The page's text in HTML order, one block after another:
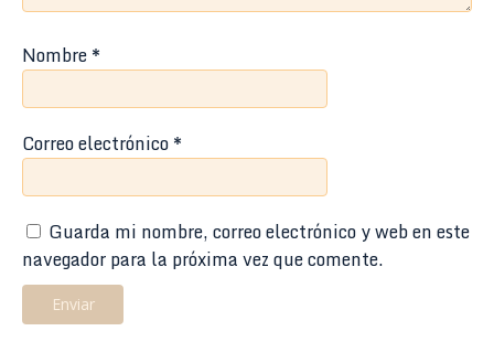
Nombre*
Correo electrónico*
Guarda mi nombre, correo electrónico y web en este
navegador para la próxima vez que comente.